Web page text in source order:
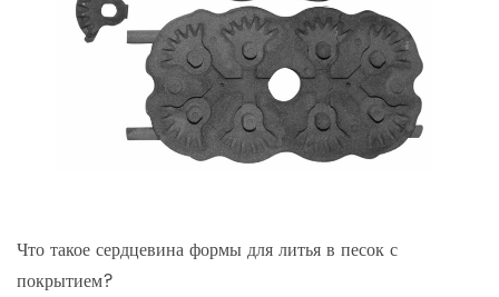
Что такое сердцевина формы для литья в песок с
покрытием?